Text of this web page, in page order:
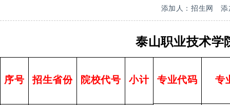
添加人：招生网 添
泰山职业技术学
序号 招生省份 院校代号 小计 专业代码 专